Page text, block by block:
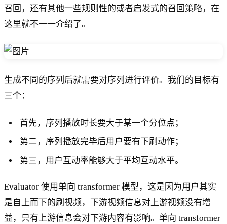
召回，还有其他一些规则性的或者启发式的召回策略，在
这里就不一一介绍了。
生成不同的序列后就需要对序列进行评价。我们的目标有
三个：
首先，序列播放时长要大于某一个分位点；
第二，序列播放完毕后用户要有下刷动作；
第三，用户互动率能够大于平均互动水平。
Evaluator 使用单向 transformer 模型，这是因为用户其实
是自上而下的刷视频，下游视频信息对上游视频没有增
益，只有上游信息会对下游内容有影响。单向 transformer